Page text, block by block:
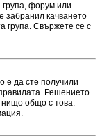
група, форум или
качването
група. Свържете се с
е да сте получили
Решението
нищо общо с това.